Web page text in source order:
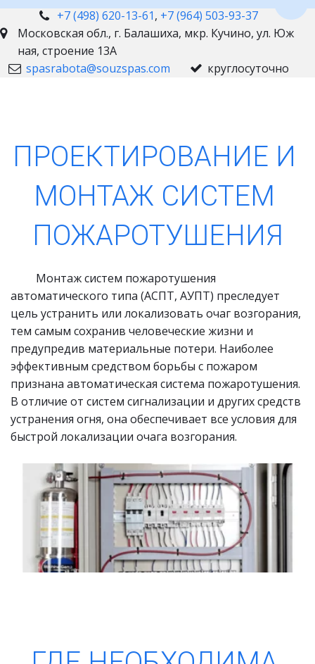
+7 (498) 620-13-61, +7 (964) 503-93-37
Московская обл., г. Балашиха, мкр. Кучино, ул. Юж
ная, строение 13А
spasrabota@souzspas.com
круглосуточно
ПРОЕКТИРОВАНИЕ И
МОНТАЖ СИСТЕМ
ПОЖАРОТУШЕНИЯ
автоматического типа (АСПТ, АУПТ) преследует
цель устранить или локализовать очаг возгорания,
тем самым сохранив человеческие жизни и
предупредив материальные потери. Наиболее
эффективным средством борьбы с пожаром
признана автоматическая система пожаротушения.
В отличие от систем сигнализации и других средств
устранения огня, она обеспечивает все условия для
быстрой локализации очага возгорания.